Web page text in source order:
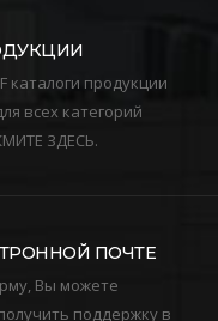
каталоги продукции
всех категорий
ЗДЕСЬ.
ПОЧТЕ
Вы можете
поддержку в